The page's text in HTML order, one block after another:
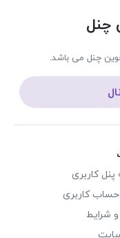
چنل
چنل می باشد.
پنل کاربری
کاربری
شرایط
سایت